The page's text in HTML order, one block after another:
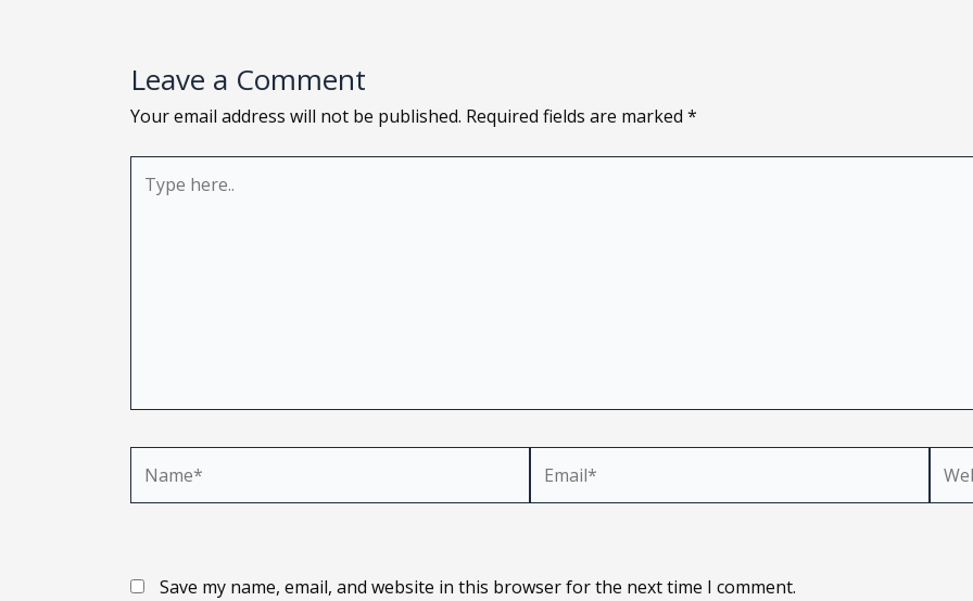
Leave a Comment
Your email address will not be published. Required fields are marked *
here..
Save my name, email, and website in this browser for the next time I comment.